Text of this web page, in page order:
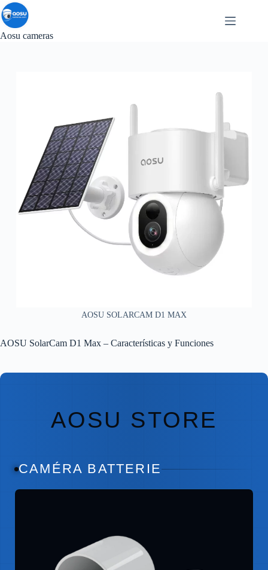
Saltar
al
contenido
Aosu cameras
AOSU SOLARCAM D1 MAX
AOSU SolarCam D1 Max – Características y Funciones
AOSU STORE
CAMÉRA BATTERIE